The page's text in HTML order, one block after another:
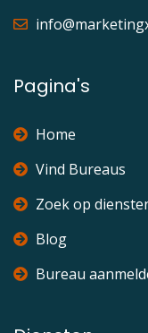
Pagina's
Home
Vind Bureaus
Zoek op
Blog
Bureau